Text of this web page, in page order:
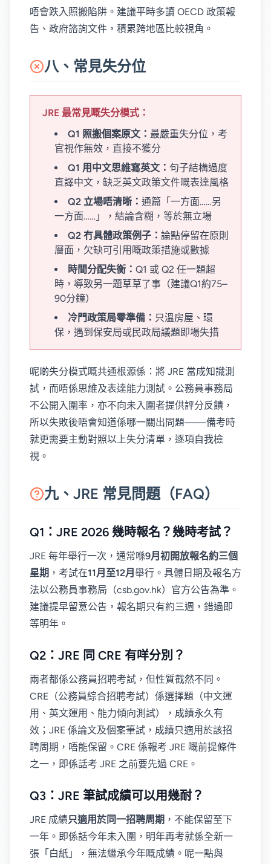
唔會跌入照搬陷阱。建議平時多讀 OECD 政策報
告、政府諮詢文件，積累跨地區比較視角。
八、常見失分位
JRE 最常見嘅失分模式：
Q1 照搬個案原文： 最嚴重失分位，考
官視作無效，直接不獲分
Q1 用中文思維寫英文： 句子結構過度
直譯中文，缺乏英文政策文件嘅表達風格
Q2 立場唔清晰： 通篇「一方面……另
一方面……」，結論含糊，等於無立場
Q2 冇具體政策例子： 論點停留在原則
層面，欠缺可引用嘅政策措施或數據
時間分配失衡： Q1 或 Q2 任一題超
時，導致另一題草草了事（建議Q1約75–
90分鐘）
冷門政策局零準備： 只溫房屋、環
保，遇到保安局或民政局議題即場失措
呢啲失分模式嘅共通根源係：將 JRE 當成知識測
試，而唔係思維及表達能力測試。公務員事務局
不公開入圍率，亦不向未入圍者提供評分反饋，
所以失敗後唔會知道係哪一關出問題——備考時
就更需要主動對照以上失分清單，逐項自我檢
視。
九、JRE 常見問題（FAQ）
Q1：JRE 2026 幾時報名？幾時考試？
JRE 每年舉行一次，通常喺9月初開放報名約三個
星期 ，考試在11月至12月 舉行。具體日期及報名方
法以公務員事務局（csb.gov.hk）官方公告為準。
建議提早留意公告，報名期只有約三週，錯過即
等明年。
Q2：JRE 同 CRE 有咩分別？
兩者都係公務員招聘考試，但性質截然不同。
CRE（公務員綜合招聘考試）係選擇題（中文運
用、英文運用、能力傾向測試），成績永久有
效；JRE 係論文及個案筆試，成績只適用於該招
聘周期，唔能保留。CRE 係報考 JRE 嘅前提條件
之一，即係話考 JRE 之前要先過 CRE。
Q3：JRE 筆試成績可以用幾耐？
JRE 成績只適用於同一招聘周期 ，不能保留至下
一年。即係話今年未入圍，明年再考就係全新一
張「白紙」，無法繼承今年嘅成績。呢一點與